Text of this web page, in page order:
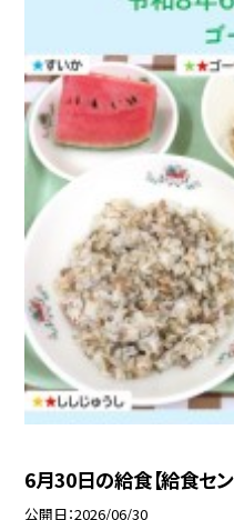
6月30日の給食【給食セン
公開日 2026/06/30